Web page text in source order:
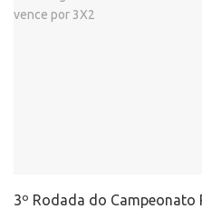
3º Rodada do Campeonato